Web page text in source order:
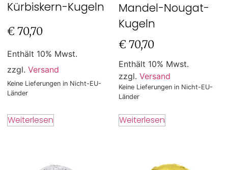
Kürbiskern-Kugeln
€ 70,70
Enthält 10% Mwst.
zzgl. Versand
Keine Lieferungen in Nicht-EU-
Länder
Weiterlesen
Mandel-Nougat-
Kugeln
€ 70,70
Enthält 10% Mwst.
zzgl. Versand
Keine Lieferungen in Nicht-EU-
Länder
Weiterlesen